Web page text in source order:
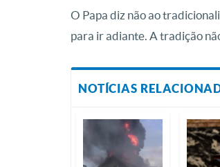
O Papa diz não ao
para ir adiante. A tradição
NOTÍCIAS